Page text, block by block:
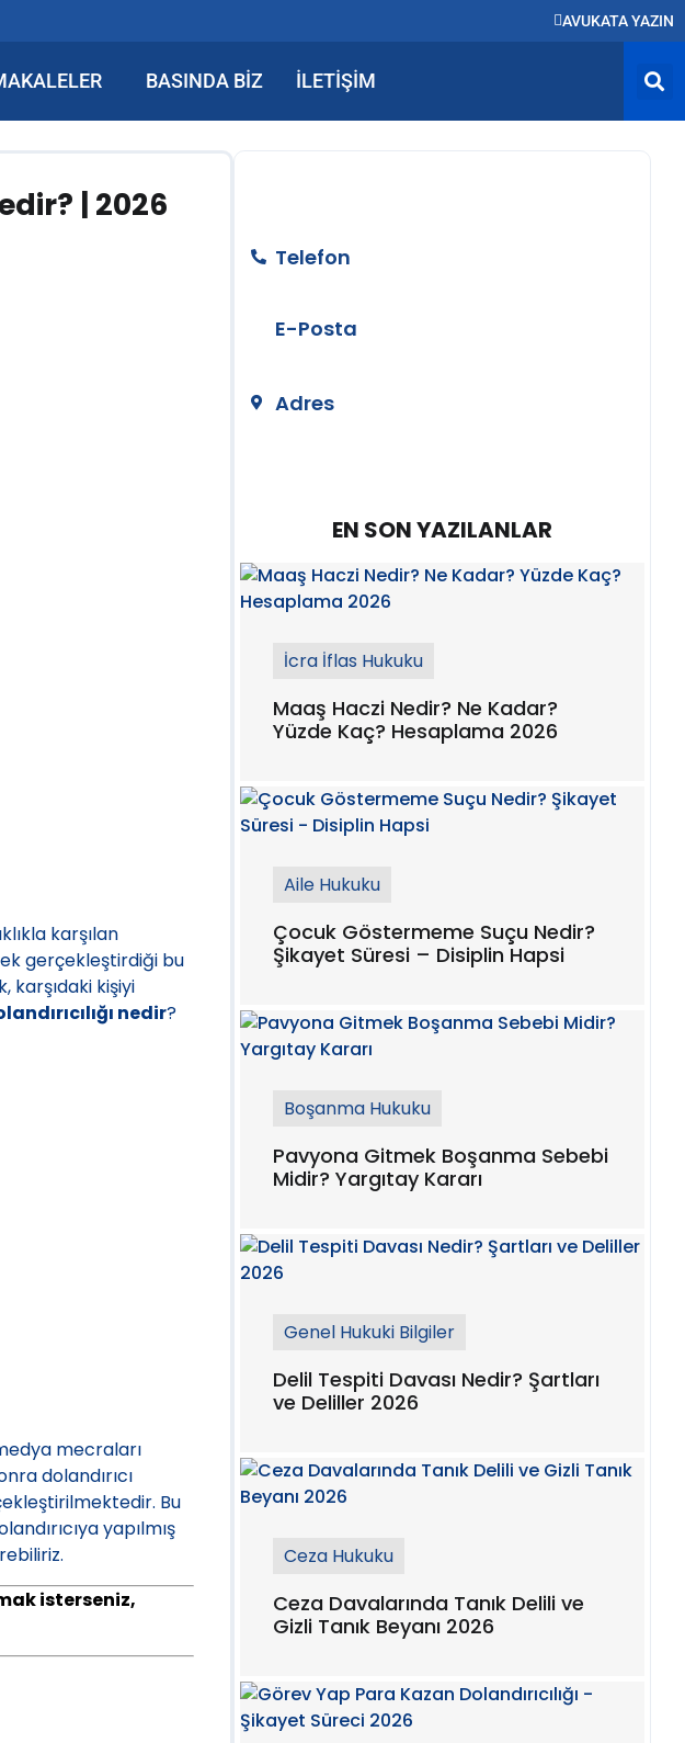
AVUKATA YAZIN
BASINDA BIZ İLETIŞIM
| 2026
karşılan
gerçekleştirdiği bu
karşıdaki kişiyi
nedir?
mecraları
dolandırıcı
Bu
yapılmış
isterseniz,
Telefon
E-Posta
Adres
EN SON YAZILANLAR
İcra İflas Hukuku
Maaş Haczi Nedir? Ne Kadar?
Yüzde Kaç? Hesaplama 2026
Aile Hukuku
Çocuk Göstermeme Suçu Nedir?
Şikayet Süresi – Disiplin Hapsi
Boşanma Hukuku
Pavyona Gitmek Boşanma Sebebi
Midir? Yargıtay Kararı
Genel Hukuki Bilgiler
Delil Tespiti Davası Nedir? Şartları
ve Deliller 2026
Ceza Hukuku
Ceza Davalarında Tanık Delili ve
Gizli Tanık Beyanı 2026